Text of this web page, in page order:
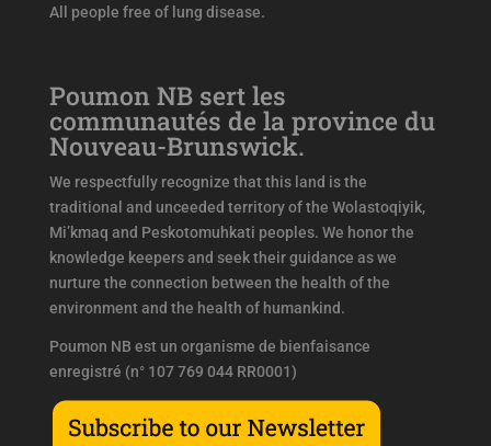
All people free of lung disease.
Poumon NB sert les
communautés de la province du
Nouveau-Brunswick.
We respectfully recognize that this land is the
traditional and unceeded territory of the Wolastoqiyik,
Mi’kmaq and Peskotomuhkati peoples. We honor the
knowledge keepers and seek their guidance as we
nurture the connection between the health of the
environment and the health of humankind.
Poumon NB est un organisme de bienfaisance
enregistré (n° 107 769 044 RR0001)